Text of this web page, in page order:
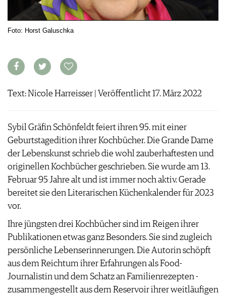
VORTEILSWELT
ARCHIV
AWARDS
VORTEILSWELT
WEINSUCHE
NEWSLETTER
WINE TRADE CLUB
REDAKTION
JOBS
WERBUNG
PRESSE
IMPRESSUM
AGB & DATENSCHUTZ
FAQ
Foto: Horst Galuschka
Text: Nicole Harreisser | Veröffentlicht 17. März 2022
Sybil Gräfin Schönfeldt feiert ihren 95. mit einer
Geburtstagedition ihrer Kochbücher. Die Grande Dame
der Lebenskunst schrieb die wohl zauberhaftesten und
originellen Kochbücher geschrieben. Sie wurde am 13.
Februar 95 Jahre alt und ist immer noch aktiv. Gerade
bereitet sie den Literarischen Küchenkalender für 2023
vor.
Ihre jüngsten drei Kochbücher sind im Reigen ihrer
Publikationen etwas ganz Besonders. Sie sind zugleich
persönliche Lebenserinnerungen. Die Autorin schöpft
aus dem Reichtum ihrer Erfahrungen als Food-
Journalistin und dem Schatz an Familienrezepten -
zusammengestellt aus dem Reservoir ihrer weitläufigen